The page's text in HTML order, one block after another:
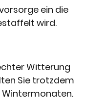
ein die
wird.
Witterung
Sie trotzdem
Wintermonaten.